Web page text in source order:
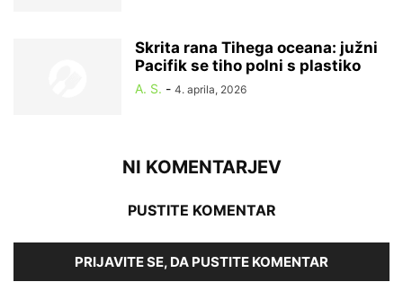
Skrita rana Tihega oceana: južni
Pacifik se tiho polni s plastiko
A. S. - 4. aprila, 2026
NI KOMENTARJEV
PUSTITE KOMENTAR
PRIJAVITE SE, DA PUSTITE KOMENTAR